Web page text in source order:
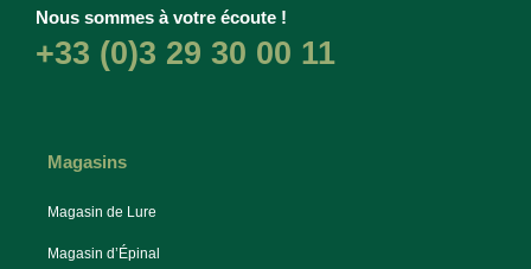
Nous sommes à votre écoute !
+33 (0)3 29 30 00 11
Magasins
Magasin de Lure
Magasin d’Épinal